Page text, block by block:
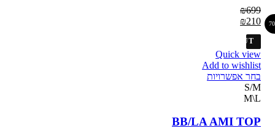
₪699
₪210
SOLD OUT
Quick view
Add to wishlist
בחר אפשרויות
S/M
M\L
BB/LA AMI TOP